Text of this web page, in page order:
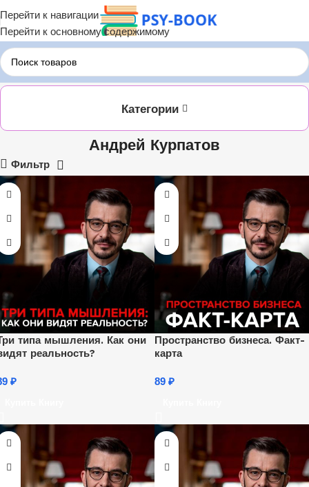
Перейти к навигации
Перейти к основному содержимому
Главная ЛИТРЕС Андрей Курпатов
Категории
Андрей Курпатов
Фильтр
типа мышления. Как они
реальность?
₽
Пространство бизнеса. Факт-
карта
89 ₽